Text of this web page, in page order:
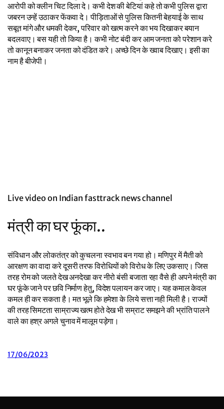
आरोपी को क्लीन चिट दिला दे। कभी देश की बेटियां कहे तो कभी पुलिस द्वारा
जबरन उन्हें उठाकर फेंकवा दे। पीड़िताओं से पुलिस कितनी बेहयाई के साथ
सबूत मांगे और धमकी देकर, परिवार को खत्म करने का भय दिखाकर बयान
बदलवाए। बस यही तो किया है। कभी नोट बंदी कर आम जनता को परेशान करे
तो कानून बनाकर जनता को दंडित करे। अच्छे दिन के ख्वाब दिखाए। इसी का
नाम है बीजेपी।
Live video on Indian fasttrack news channel
मंत्री का घर फूंका..
संविधान और लोकतंत्र को कुचलना स्वभाव बन गया हो। मणिपुर में मैती को
आरक्षण का वादा करे दूसरी तरफ विरोधियों को विरोध के लिए उकसाए। जिस
तरह रोम को जलते देख अनदेखा कर नीरो बंसी बजाता रहा वैसे ही अपने मंत्री का
घर फूंके जाने पर छवि निर्माण हेतु, विदेश पलायन कर जाए। यह कमाल केवल
कमल ही कर सकता है। मत भूले कि हमेशा के लिये सत्ता नही मिली है। राज्यों
की तरह सिमटता साम्राज्य खत्म होते देख भी सम्राट समझने की भ्रांति पालने
वाले का हश्र अगले चुनाव में मालूम पड़ेगा।
17/06/2023